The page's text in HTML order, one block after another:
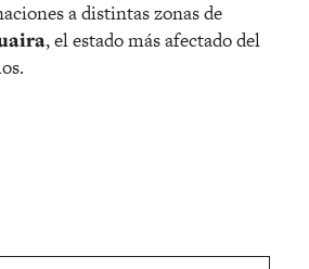
a distintas zonas de
, el estado más afectado del